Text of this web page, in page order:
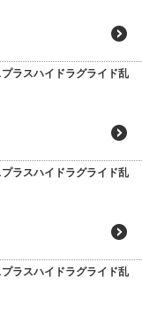
ラスハイドラグライド乱
ラスハイドラグライド乱
ラスハイドラグライド乱